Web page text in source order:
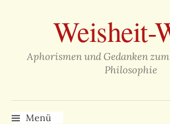
überspringenWeisheit-
Aphorismen und Gedanken
Philosophie
Menü